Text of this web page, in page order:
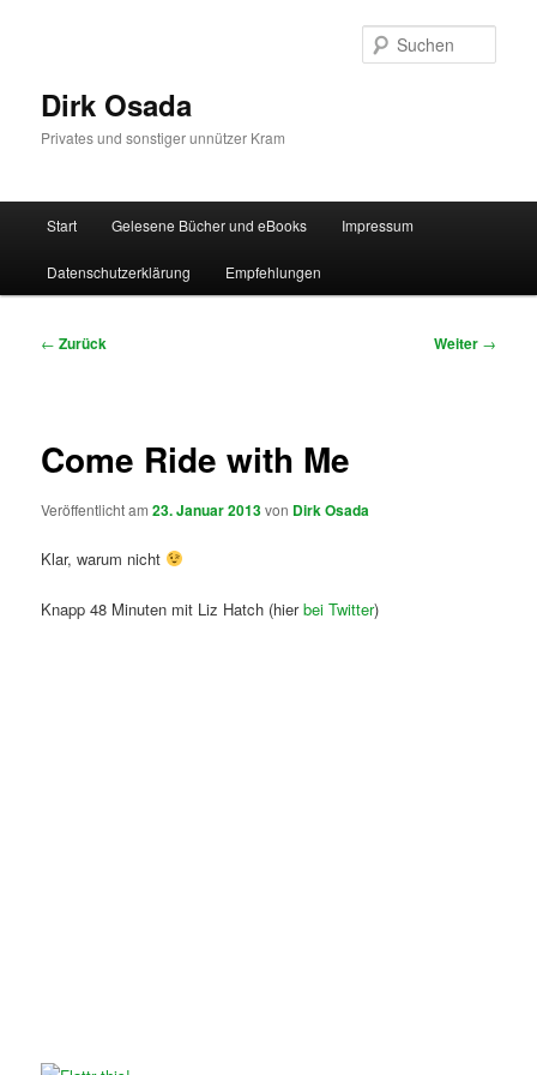
Dirk Osada
Privates und sonstiger unnützer Kram
Start Gelesene Bücher und eBooks Impressum
Datenschutzerklärung Empfehlungen
Beitragsnavigation
← Zurück Weiter →
Come Ride with Me
Veröffentlicht am23. Januar 2013von Dirk Osada
Klar, warum nicht
Knapp 48 Minuten mit Liz Hatch (hierbei Twitter)